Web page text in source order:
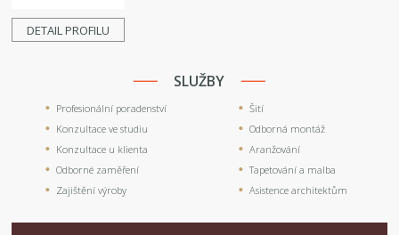
DETAIL PROFILU
SLUŽBY
Profesionální poradenství
Konzultace ve studiu
Konzultace u klienta
Odborné zaměření
Zajištění výroby
Šití
Odborná montáž
Aranžování
Tapetování a malba
Asistence architektům